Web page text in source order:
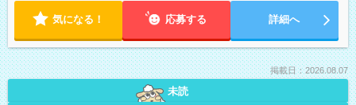
気になる！ 応募する 詳細へ
掲載日：2026.08.07
未読